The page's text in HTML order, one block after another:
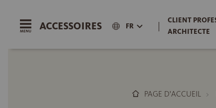
ACCESSOIRES FR |
CLIENT
ARCHITECTE
PAGE D'ACCUEIL